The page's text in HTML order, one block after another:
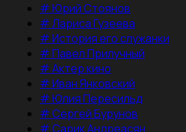
#Юрий Стоянов
#Лариса Гузеева
#История его служанки
#Павел Прилучный
#Актер кино
#Иван Янковский
#Юлия Пересильд
#Сергей Бурунов
#Сарик Андреасян